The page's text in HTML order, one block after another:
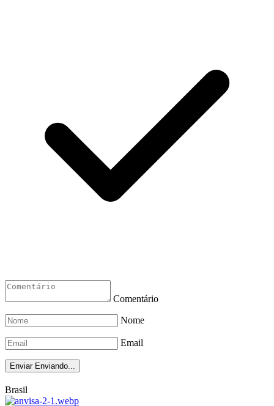
Comentário
Nome
Email
Enviar Enviando...
Brasil